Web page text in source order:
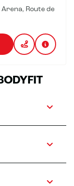
Route de